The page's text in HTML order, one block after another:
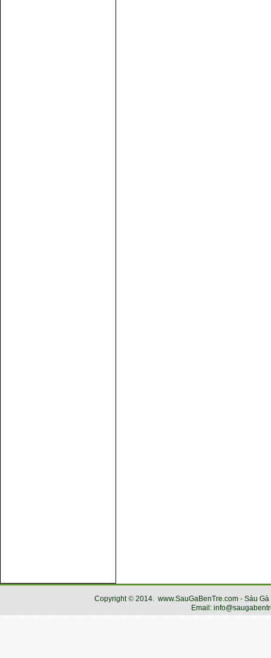
Copyright© 2014. www.SauGaBenTre.com - Sáu
Email: